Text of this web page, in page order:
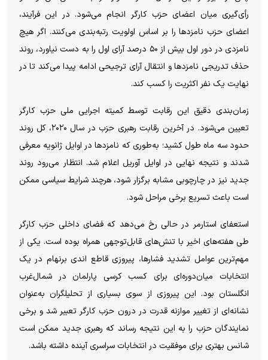
رأی‌گیری میان اعضای حزب کارگر انجام می‌شود. در این فرآیند،
اعضای حزب نامزد‌ها را بر اساس اولویت رتبه‌بندی می‌کنند. اگر هیچ
نامزدی در دور اول بیش از ۵۰ درصد آرای اول را به دست نیاورد، روند
حذف تدریجی نامزد‌ها و انتقال آرای ترجیحی ادامه پیدا می‌کند تا در
نهایت یک نفر اکثریت را کسب کند.
زمان‌بندی دقیق این رقابت توسط کمیته اجرایی ملی حزب کارگر
تعیین می‌شود. در آخرین رقابت رهبری حزب در سال ۲۰۲۰، کل روند
حدود سه ماه طول کشید؛ به‌طوری که نامزد‌ها در اوایل ژانویه معرفی
شدند و نتیجه نهایی در اوایل آوریل اعلام شد. انتظار می‌رود روند
جدید نیز در چارچوبی مشابه برگزار شود، هرچند شرایط سیاسی ممکن
است باعث تسریع برخی مراحل شود.
استعفای استارمر در حالی رخ می‌دهد که فضای داخلی حزب کارگر
طی هفته‌های اخیر با تنش‌های قابل‌توجهی همراه بوده است. یکی از
مهم‌ترین عوامل تشدید فشارها، پیروزی قاطع اندی برنهام در یک
انتخابات میان‌دوره‌ای برای کسب کرسی پارلمان در شمال‌غرب
انگلستان بود. این پیروزی از سوی بسیاری از تحلیلگران به‌عنوان
نشانه‌ای از تغییر موازنه قدرت در درون حزب کارگر تعبیر شد و برخی
نمایندگان حزب را به این نتیجه رساند که رهبری جدید ممکن است
شانس بهتری برای موفقیت در انتخابات سراسری آینده داشته باشد.